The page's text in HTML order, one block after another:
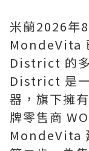
米蘭2026年
MondeVita
District 的
District 是
器，旗下擁
牌零售商
MondeVita